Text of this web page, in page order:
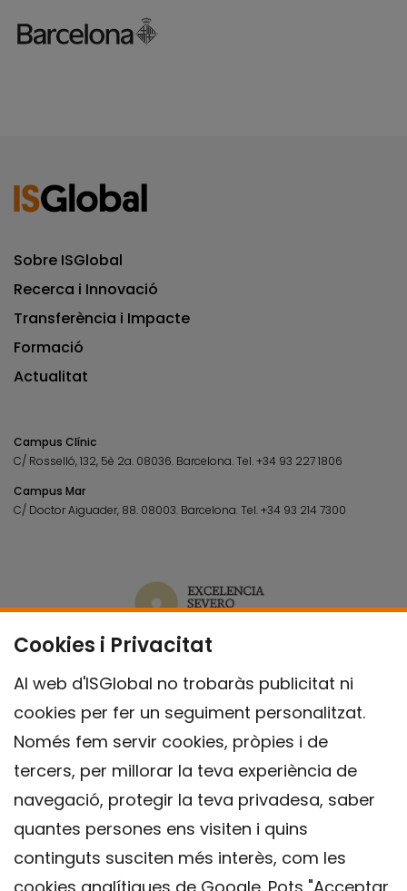
Cookies i Privacitat
Al web d'ISGlobal no trobaràs publicitat ni
cookies per fer un seguiment personalitzat.
Només fem servir cookies, pròpies i de
tercers, per millorar la teva experiència de
navegació, protegir la teva privadesa, saber
quantes persones ens visiten i quins
continguts susciten més interès, com les
cookies analítiques de Google. Pots "Acceptar
Sobre ISGlobal
Recerca i Innovació
Transferència i Impacte
Formació
Actualitat
Campus Clínic
C/ Rosselló, 132, 5è 2a. 08036. Barcelona.Tel.+34 93 227 1806
Campus Mar
C/ Doctor Aiguader, 88. 08003. Barcelona.Tel.+34 93 214 7300